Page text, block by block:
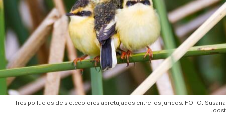
Tres polluelos de sietecolores apretujados entre los juncos. FOTO: Susana
Joost